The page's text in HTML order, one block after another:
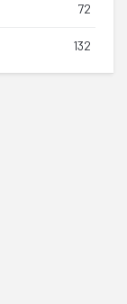
72
132